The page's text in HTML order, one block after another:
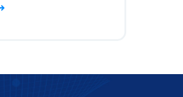
के दौरान उनकी मृत्यु हो